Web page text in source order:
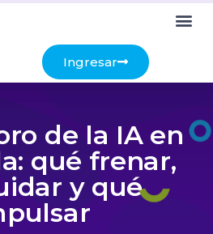
Ingresar
de la IA en
qué frenar,
y qué